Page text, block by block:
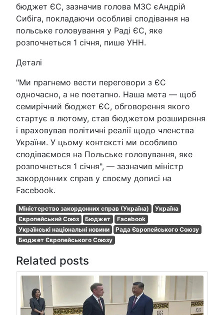
бюджет ЄС, зазначив голова МЗС єАндрій
Сибіга, покладаючи особливі сподівання на
польське головування у Раді ЄС, яке
розпочнеться 1 січня, пише УНН.
Деталі
"Ми прагнемо вести переговори з ЄС
одночасно, а не поетапно. Наша мета — щоб
семирічний бюджет ЄС, обговорення якого
стартує в лютому, став бюджетом розширення
і враховував політичні реалії щодо членства
України. У цьому контексті ми особливо
сподіваємося на Польське головування, яке
розпочнеться 1 січня", — зазначив міністр
закордонних справ у своєму дописі на
Facebook.
Міністерство закордонних справ (Україна)
Україна
Європейський Союз
Бюджет
Facebook
Українські національні новини
Рада Європейського Союзу
Бюджет Європейського Союзу
Related posts